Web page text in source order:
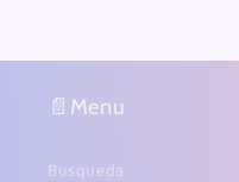
📄Menu
Busqueda